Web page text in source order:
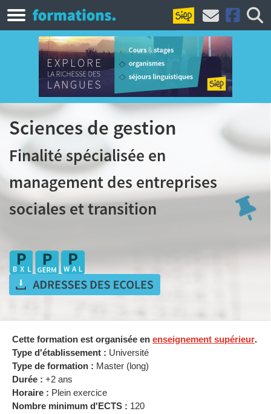
Sciences de gestion
Finalité spécialisée en
management des entreprises
sociales et transition
Cette formation est organisée en enseignement supérieur.
Type d'établissement : Université
Type de formation : Master (long)
Durée : +2 ans
Horaire : Plein exercice
Nombre minimum d'ECTS : 120